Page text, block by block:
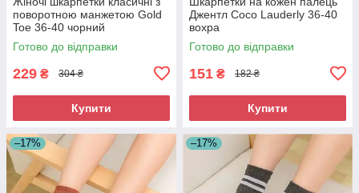
поворотною манжетою Gold
Toe 36-40 чорний
Готово до відправки
229 ₴ 304 ₴
Купити
Джентл Coco Lauderly 36-40
вохра
Готово до відправки
151 ₴ 182 ₴
Купити
–17% –17%